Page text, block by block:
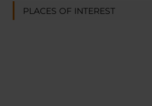
PLACES OF INTEREST